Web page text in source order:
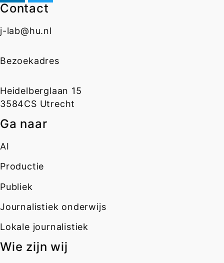
Contact
j-lab@hu.nl
Bezoekadres
Heidelberglaan 15
3584CS Utrecht
Ga naar
AI
Productie
Publiek
Journalistiek onderwijs
Lokale journalistiek
Wie zijn wij